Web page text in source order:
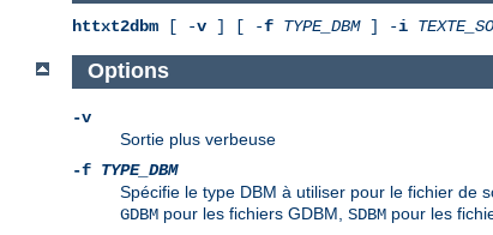
httxt2dbm [ -v ] [ -f TYPE_DBM] -i
Options
-v
Sortie plus verbeuse
-f TYPE_DBM
Spécifie le type DBM à utiliser pour le fichier de
GDBM pour les fichiers GDBM, SDBM pour les